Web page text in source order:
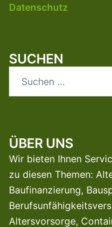
Datenschutz
SUCHEN
nach:
ÜBER UNS
Wir bieten Ihnen
zu diesen Themen:
Baufinanzierung,
Altersvorsorge,